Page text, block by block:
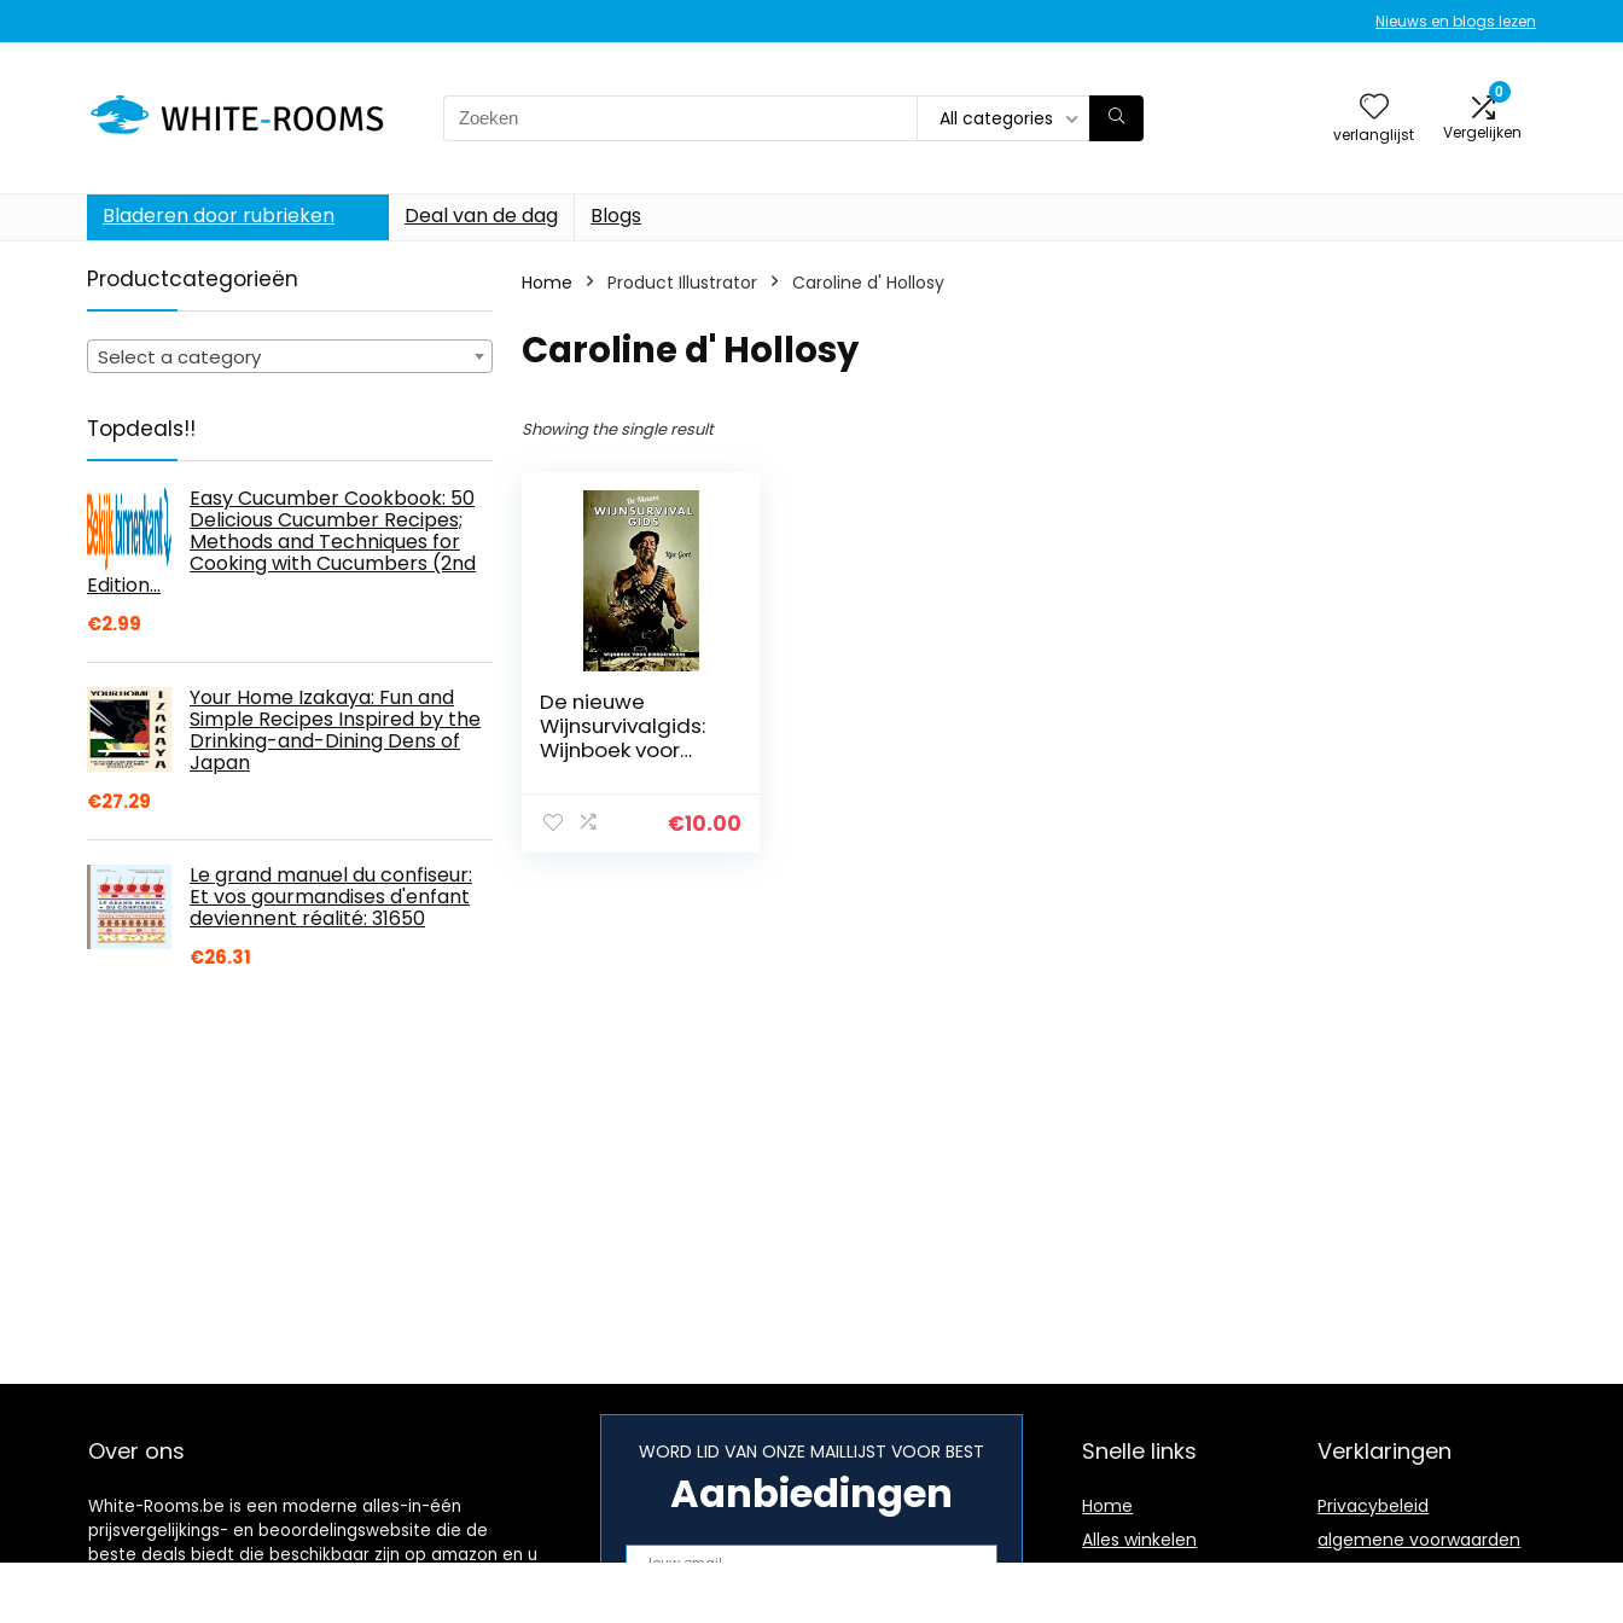
Nieuws en blogs lezen
Search
for:
All categories
verlanglijst
0
Vergelijken
Bladeren door rubrieken Deal van de dag Blogs
Productcategorieën
Select a category
Topdeals!!
Easy Cucumber Cookbook: 50
Delicious Cucumber Recipes;
Methods and Techniques for
Cooking with Cucumbers (2nd
Edition…
€2.99
Your Home Izakaya: Fun and
Simple Recipes Inspired by the
Drinking-and-Dining Dens of
Japan
€27.29
Le grand manuel du confiseur:
Et vos gourmandises d'enfant
deviennent réalité: 31650
€26.31
Home Product Illustrator Caroline d' Hollosy
Caroline d' Hollosy
Showing the single result
De nieuwe
Wijnsurvivalgids:
Wijnboek voor
€10.00
Over ons
White-Rooms.be is een moderne alles-in-één
prijsvergelijkings- en beoordelingswebsite die de
beste deals biedt die beschikbaar zijn op amazon en u
WORD LID VAN ONZE MAILLIJST VOOR BEST
Aanbiedingen
Snelle links
Home
Alles winkelen
Verklaringen
Privacybeleid
algemene voorwaarden